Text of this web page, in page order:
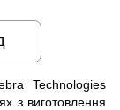
Technologies
з виготовлення